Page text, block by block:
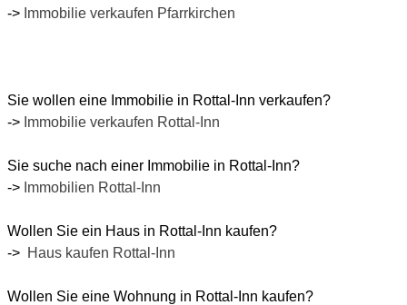
-> Immobilie verkaufen Pfarrkirchen
Sie wollen eine Immobilie in Rottal-Inn verkaufen?
-> Immobilie verkaufen Rottal-Inn
Sie suche nach einer Immobilie in Rottal-Inn?
-> Immobilien Rottal-Inn
Wollen Sie ein Haus in Rottal-Inn kaufen?
-> Haus kaufen Rottal-Inn
Wollen Sie eine Wohnung in Rottal-Inn kaufen?